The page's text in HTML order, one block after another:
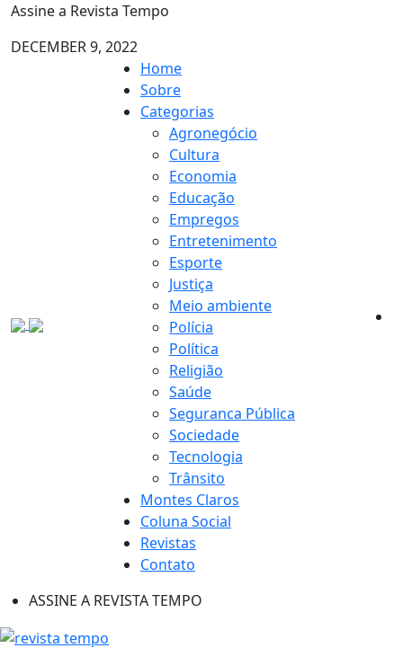
Assine a Revista Tempo
DECEMBER 9, 2022
Home
Sobre
Categorias
Agronegócio
Cultura
Economia
Educação
Empregos
Entretenimento
Esporte
Justiça
Meio ambiente
Polícia
Política
Religião
Saúde
Seguranca Pública
Sociedade
Tecnologia
Trânsito
Montes Claros
Coluna Social
Revistas
Contato
ASSINE A REVISTA TEMPO